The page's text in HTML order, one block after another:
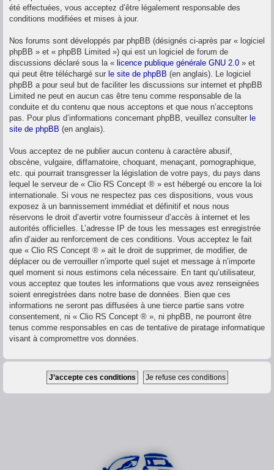
été effectuées, vous acceptez d’être légalement responsable des
conditions modifiées et mises à jour.
Nos forums sont développés par phpBB (désignés ci-après par « logiciel
phpBB » et « phpBB Limited ») qui est un logiciel de forum de
discussions déclaré sous la « licence publique générale GNU 2.0 » et
qui peut être téléchargé sur le site de phpBB (en anglais). Le logiciel
phpBB a pour seul but de faciliter les discussions sur internet et phpBB
Limited ne peut en aucun cas être tenu comme responsable de la
conduite et du contenu que nous acceptons et que nous n’acceptons
pas. Pour plus d’informations concernant phpBB, veuillez consulter le
site de phpBB (en anglais).
Vous acceptez de ne publier aucun contenu à caractère abusif,
obscène, vulgaire, diffamatoire, choquant, menaçant, pornographique,
etc. qui pourrait transgresser la législation de votre pays, du pays dans
lequel le serveur de « Clio RS Concept ® » est hébergé ou encore la loi
internationale. Si vous ne respectez pas ces dispositions, vous vous
exposez à un bannissement immédiat et définitif et nous nous
réservons le droit d’avertir votre fournisseur d’accès à internet et les
autorités officielles. L’adresse IP de tous les messages est enregistrée
afin d’aider au renforcement de ces conditions. Vous acceptez le fait
que « Clio RS Concept ® » ait le droit de supprimer, de modifier, de
déplacer ou de verrouiller n’importe quel sujet et message à n’importe
quel moment si nous estimons cela nécessaire. En tant qu’utilisateur,
vous acceptez que toutes les informations que vous avez renseignées
soient enregistrées dans notre base de données. Bien que ces
informations ne seront pas diffusées à une tierce partie sans votre
consentement, ni « Clio RS Concept ® », ni phpBB, ne pourront être
tenus comme responsables en cas de tentative de piratage informatique
visant à compromettre vos données.